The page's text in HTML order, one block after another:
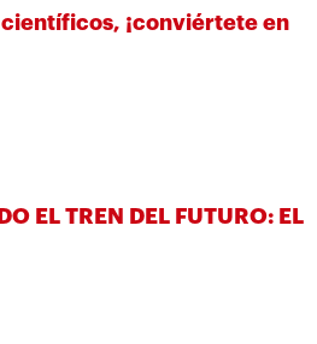
científicos, ¡conviértete en
EL TREN DEL FUTURO: EL